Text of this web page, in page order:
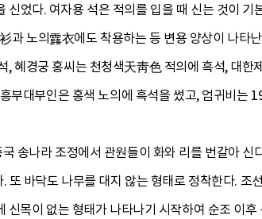
었다. 여자용 석은 적의를 입을 때 신는 것이 기
과 노의露衣에도 착용하는 등 변용 양상이 나타
혜경궁 홍씨는 천청색天靑色 적의에 흑석, 대
부대부인은 홍색 노의에 흑석을 썼고, 엄귀비는
국 송나라 조정에서 관원들이 화와 리를 번갈아
또 바닥도 나무를 대지 않는 형태로 정착한다.
신목이 없는 형태가 나타나기 시작하여 순조 이